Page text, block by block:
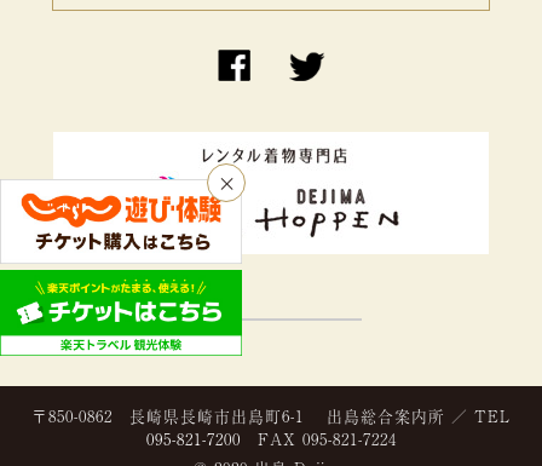
×
〒850-0862 長崎県長崎市出島町6-1 出島総合案内所 ／ TEL
095-821-7200 FAX 095-821-7224